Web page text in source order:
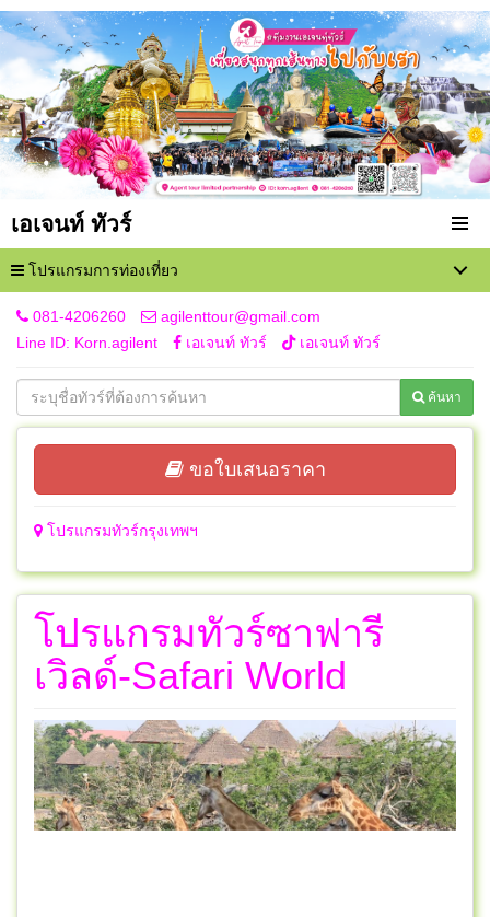
เอเจนท์ ทัวร์
โปรแกรมการท่องเที่ยว
081-4206260
agilenttour@gmail.com
Line ID: Korn.agilent
เอเจนท์ ทัวร์ เอเจนท์ ทัวร์
ค้นหา
ขอใบเสนอราคา
โปรแกรมทัวร์กรุงเทพฯ
โปรแกรมทัวร์ซาฟารี
เวิลด์-Safari World